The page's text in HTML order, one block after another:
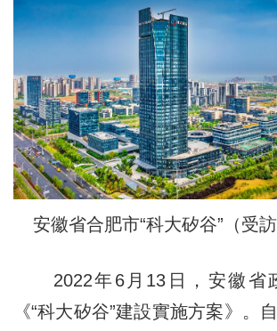
安徽省合肥市“科大矽谷”（受訪
2022年6月13日，安徽省
《“科大矽谷”建設實施方案》。